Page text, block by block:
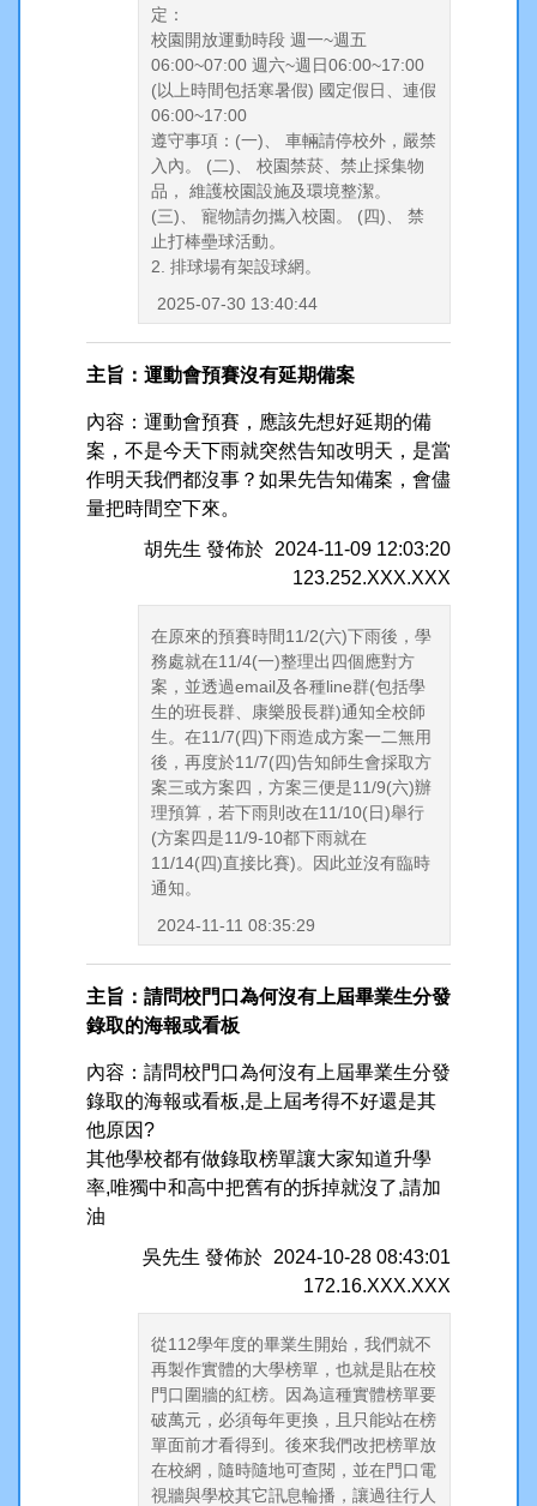
定：
校園開放運動時段 週一~週五
06:00~07:00 週六~週日06:00~17:00
(以上時間包括寒暑假) 國定假日、連假
06:00~17:00
遵守事項：(一)、 車輛請停校外，嚴禁
入內。 (二)、 校園禁菸、禁止採集物
品， 維護校園設施及環境整潔。
(三)、 寵物請勿攜入校園。 (四)、 禁
止打棒壘球活動。
2. 排球場有架設球網。
2025-07-30 13:40:44
主旨：運動會預賽沒有延期備案
內容：運動會預賽，應該先想好延期的備
案，不是今天下雨就突然告知改明天，是當
作明天我們都沒事？如果先告知備案，會儘
量把時間空下來。
胡先生 發佈於 2024-11-09 12:03:20
123.252.XXX.XXX
在原來的預賽時間11/2(六)下雨後，學
務處就在11/4(一)整理出四個應對方
案，並透過email及各種line群(包括學
生的班長群、康樂股長群)通知全校師
生。在11/7(四)下雨造成方案一二無用
後，再度於11/7(四)告知師生會採取方
案三或方案四，方案三便是11/9(六)辦
理預算，若下雨則改在11/10(日)舉行
(方案四是11/9-10都下雨就在
11/14(四)直接比賽)。因此並沒有臨時
通知。
2024-11-11 08:35:29
主旨：請問校門口為何沒有上屆畢業生分發
錄取的海報或看板
內容：請問校門口為何沒有上屆畢業生分發
錄取的海報或看板,是上屆考得不好還是其
他原因?
其他學校都有做錄取榜單讓大家知道升學
率,唯獨中和高中把舊有的拆掉就沒了,請加
油
吳先生 發佈於 2024-10-28 08:43:01
172.16.XXX.XXX
從112學年度的畢業生開始，我們就不
再製作實體的大學榜單，也就是貼在校
門口圍牆的紅榜。因為這種實體榜單要
破萬元，必須每年更換，且只能站在榜
單面前才看得到。後來我們改把榜單放
在校網，隨時隨地可查閱，並在門口電
視牆與學校其它訊息輪播，讓過往行人